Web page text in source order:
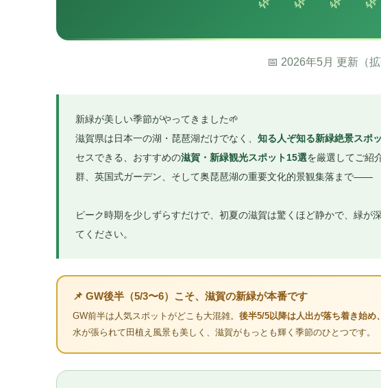
📅 2026年5月 更新（拡
新緑が美しい季節がやってきました🌱
滋賀県は日本一の湖・琵琶湖だけでなく、 知る人ぞ知る新緑絶景スポ
セスできる、おすすめの滋賀・新緑観光スポット15選を厳選してご紹
群、英国式ガーデン、そして奥琵琶湖の重要文化的景観集落まで——
ピーク時期を少しずらすだけで、初夏の滋賀は驚くほど静かで、緑が
てください。
📌 GW後半（5/3〜6）こそ、滋賀の新緑が本番です
GW前半は人気スポットがどこも大混雑。 後半5/5以降は人出が落ち着き始め
水が張られて田植え風景も美しく、滋賀がもっとも輝く季節のひとつです。